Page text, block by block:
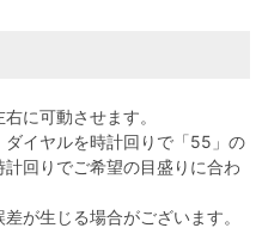
に可動させます。
ダイヤルを時計回りで「55」の
回りでご希望の目盛りに合わ
が生じる場合がございます。